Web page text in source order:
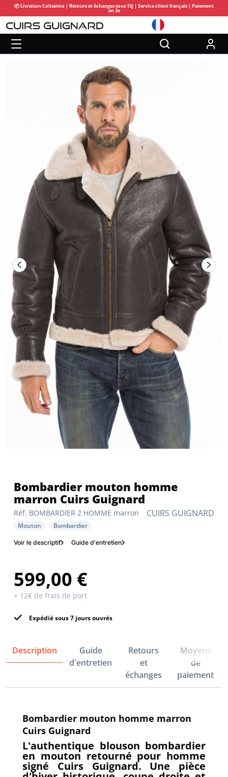
📦 Livraison Colissimo | Retours et échanges sous 15j | Service client français | Paiement
en 3x
CUIRS GUIGNARD
Réf. BOMBARDIER 2 HOMME marron
Bombardier mouton homme
marron Cuirs Guignard
Mouton Bombardier
Voir le descriptif Guide d'entretien
599,00 €
+ 12€ de frais de port
Expédié sous 7 jours ouvrés
Description
Guide
d'entretien
Retours
et
échanges
Moyens
de
paiement
Bombardier mouton homme marron
Cuirs Guignard
L'authentique blouson bombardier
en mouton retourné pour homme
signé Cuirs Guignard. Une pièce